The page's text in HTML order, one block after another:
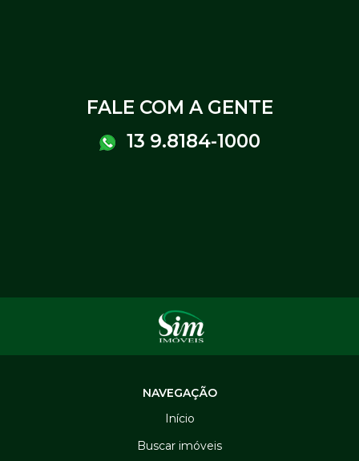
FALE COM A GENTE
13 9.8184-1000
NAVEGAÇÃO
Início
Buscar imóveis